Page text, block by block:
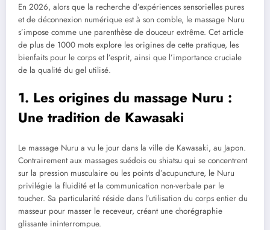
En 2026, alors que la recherche d’expériences sensorielles pures
et de déconnexion numérique est à son comble, le massage Nuru
s’impose comme une parenthèse de douceur extrême. Cet article
de plus de 1000 mots explore les origines de cette pratique, les
bienfaits pour le corps et l’esprit, ainsi que l’importance cruciale
de la qualité du gel utilisé.
1. Les origines du massage Nuru :
Une tradition de Kawasaki
Le massage Nuru a vu le jour dans la ville de Kawasaki, au Japon.
Contrairement aux massages suédois ou shiatsu qui se concentrent
sur la pression musculaire ou les points d’acupuncture, le Nuru
privilégie la fluidité et la communication non-verbale par le
toucher. Sa particularité réside dans l’utilisation du corps entier du
masseur pour masser le receveur, créant une chorégraphie
glissante ininterrompue.